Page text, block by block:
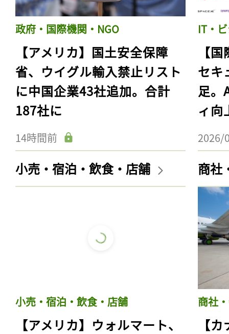
政府・国際機関・NGO
【アメリカ】国土安全保障
省、ウイグル輸入禁止リスト
に中国企業43社追加。合計
187社に
14時間前
IT・
【
セキ
足。
ィ向
2026/
小売・宿泊・飲食・店舗
小売・宿泊・飲食・店舗
【アメリカ】ウォルマート、
商社
商社
【